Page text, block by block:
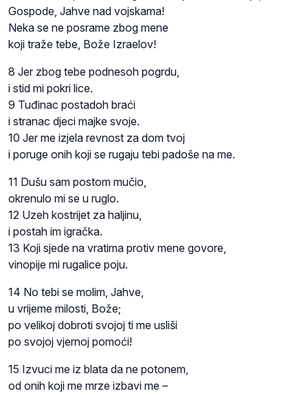
Gospode, Jahve nad vojskama!
Neka se ne posrame zbog mene
koji traže tebe, Bože Izraelov!
8 Jer zbog tebe podnesoh pogrdu,
i stid mi pokri lice.
9 Tuđinac postadoh braći
i stranac djeci majke svoje.
10 Jer me izjela revnost za dom tvoj
i poruge onih koji se rugaju tebi padoše na me.
11 Dušu sam postom mučio,
okrenulo mi se u ruglo.
12 Uzeh kostrijet za haljinu,
i postah im igračka.
13 Koji sjede na vratima protiv mene govore,
vinopije mi rugalice poju.
14 No tebi se molim, Jahve,
u vrijeme milosti, Bože;
po velikoj dobroti svojoj ti me usliši
po svojoj vjernoj pomoći!
15 Izvuci me iz blata da ne potonem,
od onih koji me mrze izbavi me –